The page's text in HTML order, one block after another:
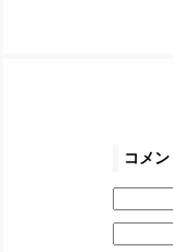
コメ